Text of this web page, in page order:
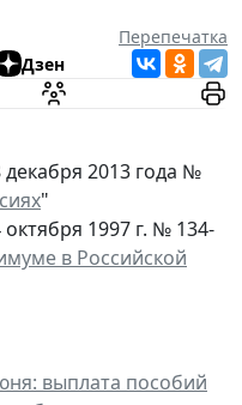
Перепечатка
Дзен
2013 года №
"
1997 г. № 134-
в Российской
выплата пособий